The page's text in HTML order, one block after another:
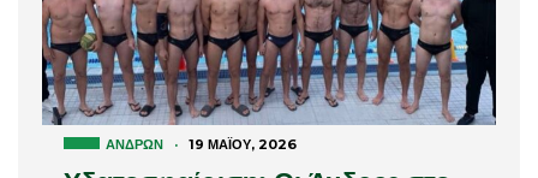
ΑΝΔΡΏΝ · 19 ΜΑΪ́ΟΥ, 2026